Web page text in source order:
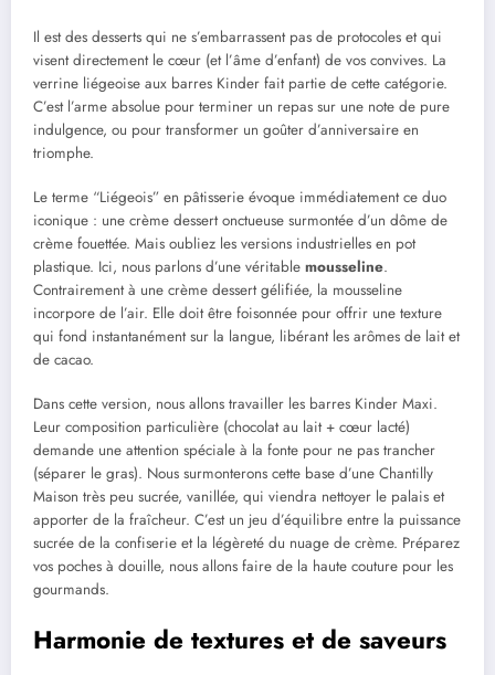
Il est des desserts qui ne s’embarrassent pas de protocoles et qui
visent directement le cœur (et l’âme d’enfant) de vos convives. La
verrine liégeoise aux barres Kinder fait partie de cette catégorie.
C’est l’arme absolue pour terminer un repas sur une note de pure
indulgence, ou pour transformer un goûter d’anniversaire en
triomphe.
Le terme “Liégeois” en pâtisserie évoque immédiatement ce duo
iconique : une crème dessert onctueuse surmontée d’un dôme de
crème fouettée. Mais oubliez les versions industrielles en pot
plastique. Ici, nous parlons d’une véritable mousseline.
Contrairement à une crème dessert gélifiée, la mousseline
incorpore de l’air. Elle doit être foisonnée pour offrir une texture
qui fond instantanément sur la langue, libérant les arômes de lait et
de cacao.
Dans cette version, nous allons travailler les barres Kinder Maxi.
Leur composition particulière (chocolat au lait + cœur lacté)
demande une attention spéciale à la fonte pour ne pas trancher
(séparer le gras). Nous surmonterons cette base d’une Chantilly
Maison très peu sucrée, vanillée, qui viendra nettoyer le palais et
apporter de la fraîcheur. C’est un jeu d’équilibre entre la puissance
sucrée de la confiserie et la légèreté du nuage de crème. Préparez
vos poches à douille, nous allons faire de la haute couture pour les
gourmands.
Harmonie de textures et de saveurs